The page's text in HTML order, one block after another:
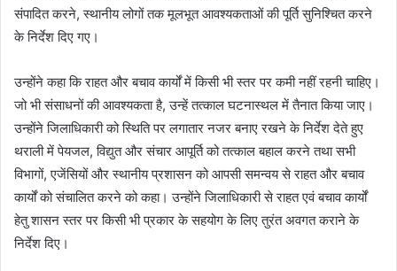
संपादित करने, स्थानीय लोगों तक मूलभूत आवश्यकताओं की पूर्ति सुनिश्चित करने
के निर्देश दिए गए।
उन्होंने कहा कि राहत और बचाव कार्यों में किसी भी स्तर पर कमी नहीं रहनी चाहिए।
जो भी संसाधनों की आवश्यकता है, उन्हें तत्काल घटनास्थल में तैनात किया जाए।
उन्होंने जिलाधिकारी को स्थिति पर लगातार नजर बनाए रखने के निर्देश देते हुए
थराली में पेयजल, विद्युत और संचार आपूर्ति को तत्काल बहाल करने तथा सभी
विभागों, एजेंसियों और स्थानीय प्रशासन को आपसी समन्वय से राहत और बचाव
कार्यों को संचालित करने को कहा। उन्होंने जिलाधिकारी से राहत एवं बचाव कार्यों
हेतु शासन स्तर पर किसी भी प्रकार के सहयोग के लिए तुरंत अवगत कराने के
निर्देश दिए।